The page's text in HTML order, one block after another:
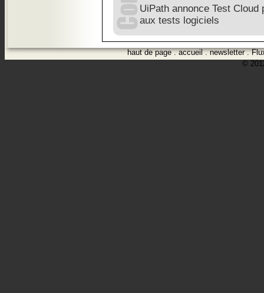
UiPath annonce Test
aux tests logiciels
haut de page.accueil.newsletter.
©